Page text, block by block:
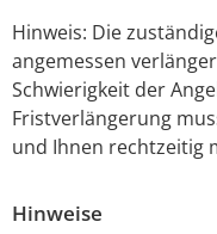
Hinweis: Die
angemessen
Schwierigkeit der
Fristverlängerung
und Ihnen rechtzeitig
Hinweise